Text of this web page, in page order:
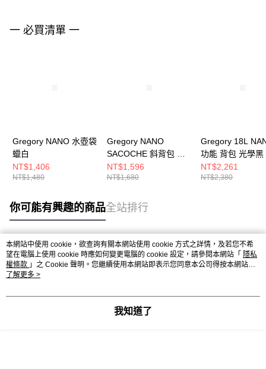
一 必買清單 一
Gregory NANO 水壺袋
蠟白
NT$1,406
NT$1,480
Gregory NANO
SACOCHE 斜背包 光
學黑
NT$1,596
NT$1,680
Gregory 18L
功能 背包 光學黑
NT$2,261
NT$2,380
你可能有興趣的商品全站排行
熱門標籤
本網站中使用 cookie，欲查詢有關本網站使用 cookie 方式之詳情，及若您不希
望在電腦上使用 cookie 時應如何變更電腦的 cookie 設定，請參閱本網站「 隱私
權條款 」之 Cookie 聲明。您繼續使用本網站即表示您同意本公司得按本網站使
用條款之 Cookie 聲明使用 cookie。
了解更多 >
我知道了